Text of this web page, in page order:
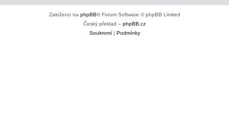
Založeno na phpBB® Forum Software © phpBB Limited
Český překlad – phpBB.cz
Soukromí| Podmínky